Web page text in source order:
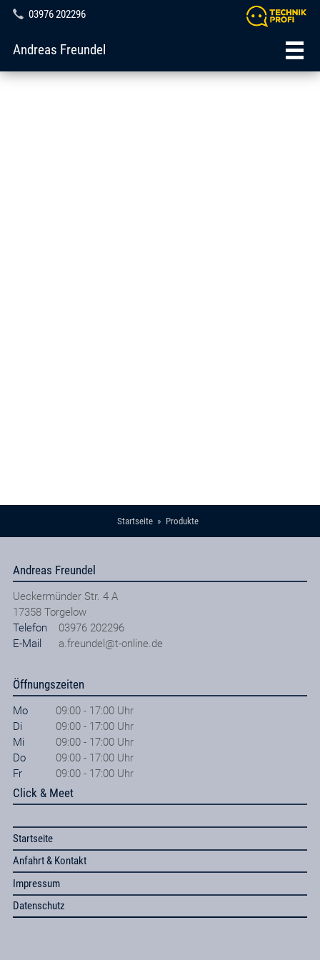
03976 202296
Andreas Freundel
Startseite Produkte
Andreas Freundel
Ueckermünder Str. 4 A
17358 Torgelow
Telefon
03976 202296
E-Mail
a.freundel@t-online.de
Öffnungszeiten
Mo
09:00 - 17:00 Uhr
Di
09:00 - 17:00 Uhr
Mi
09:00 - 17:00 Uhr
Do
09:00 - 17:00 Uhr
Fr
09:00 - 17:00 Uhr
Click & Meet
Startseite
Anfahrt & Kontakt
Impressum
Datenschutz